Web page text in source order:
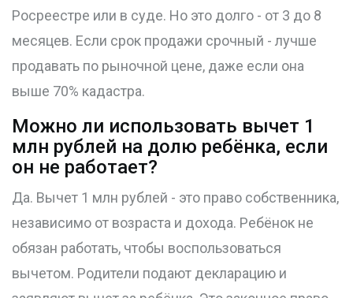
Росреестре или в суде. Но это долго - от 3 до 8
месяцев. Если срок продажи срочный - лучше
продавать по рыночной цене, даже если она
выше 70% кадастра.
Можно ли использовать вычет 1
млн рублей на долю ребёнка, если
он не работает?
Да. Вычет 1 млн рублей - это право собственника,
независимо от возраста и дохода. Ребёнок не
обязан работать, чтобы воспользоваться
вычетом. Родители подают декларацию и